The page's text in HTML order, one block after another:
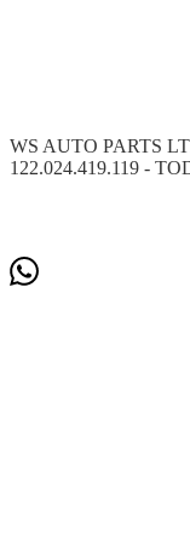
WS AUTO PARTS
122.024.419.119 -